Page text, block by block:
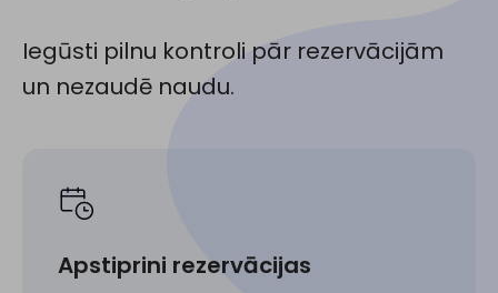
Iegūsti pilnu kontroli pār rezervācijām
un nezaudē naudu.
Apstiprini rezervācijas